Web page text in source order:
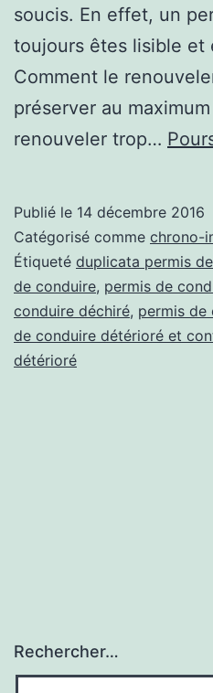
soucis. En effet, un
toujours êtes lisible et
Comment le
préserver au
renouveler trop…
Publié le 14 décembre 2016
Catégorisé comme chrono-
Étiqueté duplicata permis
de conduire, permis de
conduire déchiré, permis de
de conduire détérioré et
détérioré
Rechercher…